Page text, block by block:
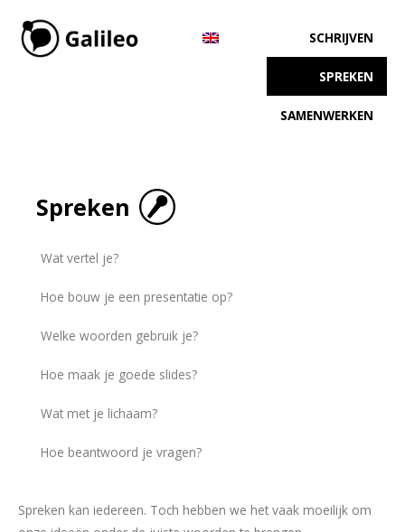
SCHRIJVEN
SPREKEN
SAMENWERKEN
Spreken
Wat vertel je?
Hoe bouw je een presentatie op?
Welke woorden gebruik je?
Hoe maak je goede slides?
Wat met je lichaam?
Hoe beantwoord je vragen?
Spreken kan iedereen. Toch hebben we het vaak moeilijk om